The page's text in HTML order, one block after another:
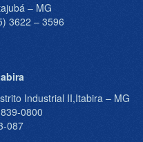
– MG
3622 – 3596
Industrial II,Itabira – MG
0800
087